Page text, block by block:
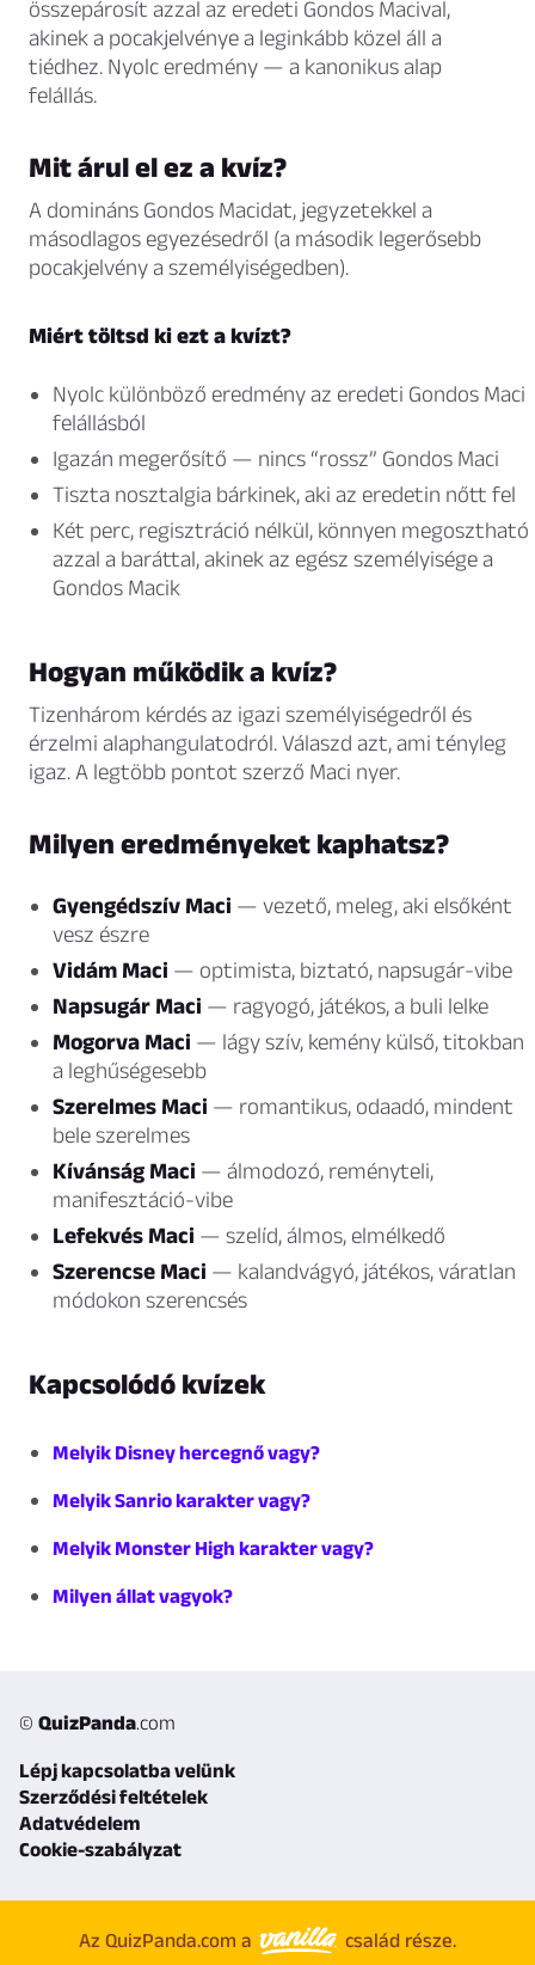
összepárosít azzal az eredeti Gondos Macival,
akinek a pocakjelvénye a leginkább közel áll a
tiédhez. Nyolc eredmény — a kanonikus alap
felállás.
Mit árul el ez a kvíz?
A domináns Gondos Macidat, jegyzetekkel a
másodlagos egyezésedről (a második legerősebb
pocakjelvény a személyiségedben).
Miért töltsd ki ezt a kvízt?
Nyolc különböző eredmény az eredeti Gondos Maci
felállásból
Igazán megerősítő — nincs “rossz” Gondos Maci
Tiszta nosztalgia bárkinek, aki az eredetin nőtt fel
Két perc, regisztráció nélkül, könnyen megosztható
azzal a baráttal, akinek az egész személyisége a
Gondos Macik
Hogyan működik a kvíz?
Tizenhárom kérdés az igazi személyiségedről és
érzelmi alaphangulatodról. Válaszd azt, ami tényleg
igaz. A legtöbb pontot szerző Maci nyer.
Milyen eredményeket kaphatsz?
Gyengédszív Maci — vezető, meleg, aki elsőként
vesz észre
Vidám Maci — optimista, biztató, napsugár-vibe
Napsugár Maci — ragyogó, játékos, a buli lelke
Mogorva Maci — lágy szív, kemény külső, titokban
a leghűségesebb
Szerelmes Maci — romantikus, odaadó, mindent
bele szerelmes
Kívánság Maci — álmodozó, reményteli,
manifesztáció-vibe
Lefekvés Maci — szelíd, álmos, elmélkedő
Szerencse Maci — kalandvágyó, játékos, váratlan
módokon szerencsés
Kapcsolódó kvízek
Melyik Disney hercegnő vagy?
Melyik Sanrio karakter vagy?
Melyik Monster High karakter vagy?
Milyen állat vagyok?
© QuizPanda.com
Lépj kapcsolatba velünk
Szerződési feltételek
Adatvédelem
Cookie-szabályzat
Az QuizPanda.com a család része.